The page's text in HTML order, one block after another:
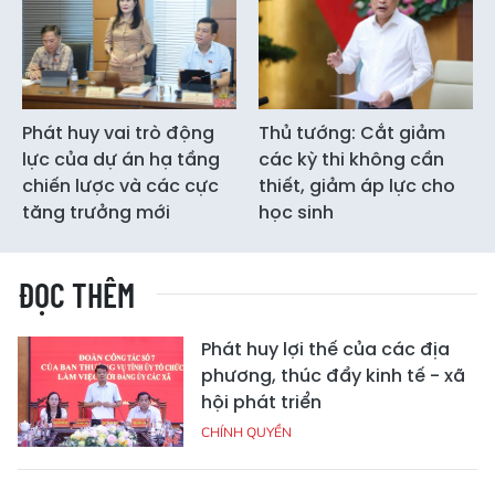
Phát huy vai trò động
lực của dự án hạ tầng
chiến lược và các cực
tăng trưởng mới
Thủ tướng: Cắt giảm
các kỳ thi không cần
thiết, giảm áp lực cho
học sinh
ĐỌC THÊM
Phát huy lợi thế của các địa
phương, thúc đẩy kinh tế - xã
hội phát triển
CHÍNH QUYỀN